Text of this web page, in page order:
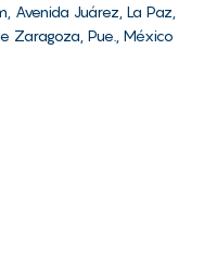
Avenida Juárez, La Paz,
Zaragoza, Pue., México